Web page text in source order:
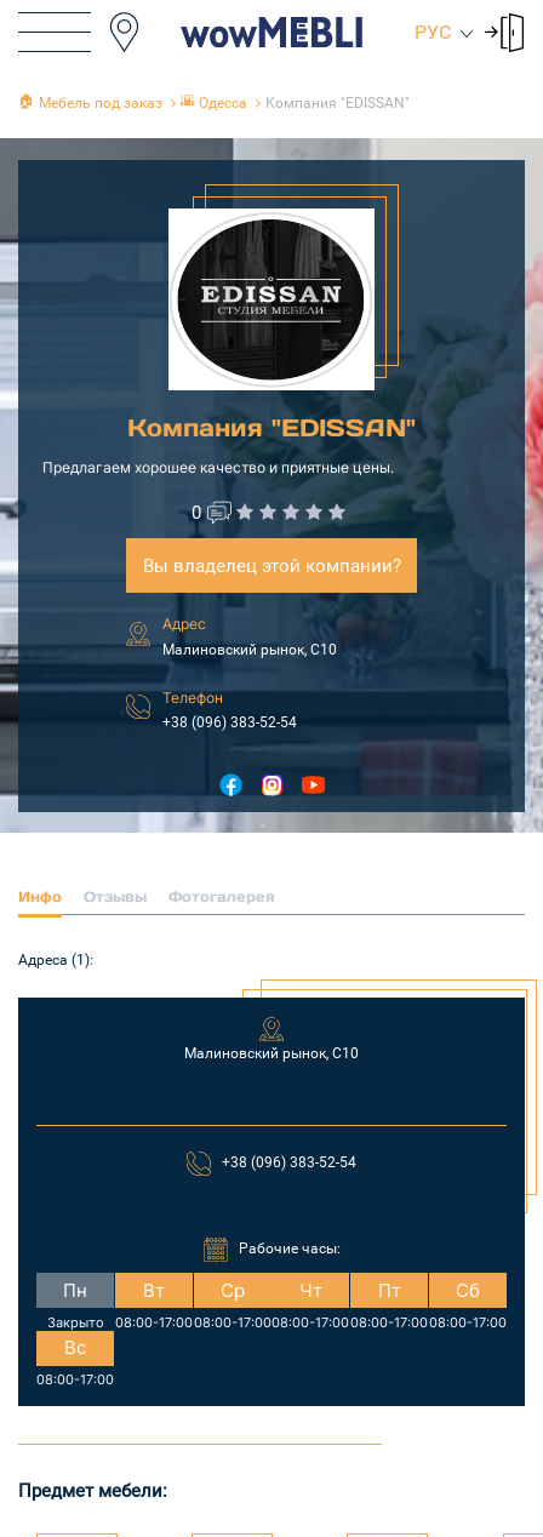
РУС
🏠 Мебель под заказ 🌇 Одесса Компания "EDISSAN"
Компания "EDISSAN"
Предлагаем хорошее качество и приятные цены.
0
Вы владелец этой компании?
Адрес
Малиновский рынок, С10
Телефон
+38 (096) 383-52-54
Инфо Отзывы Фотогалерея
Адреса (1):
Малиновский рынок, С10
+38 (096) 383-52-54
Рабочие часы:
Пн
Закрыто
Вт
08:00-17:00
Ср
08:00-17:00
Чт
08:00-17:00
Пт
08:00-17:00
Сб
08:00-17:00
Вс
08:00-17:00
Предмет мебели: